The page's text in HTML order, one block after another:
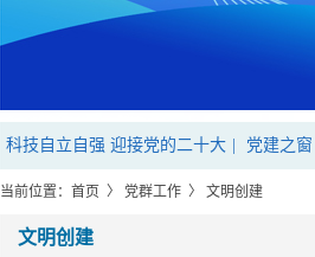
科技自立自强 迎接党的二十大 党建之窗
当前位置： 首页 〉 党群工作 〉 文明创建
文明创建